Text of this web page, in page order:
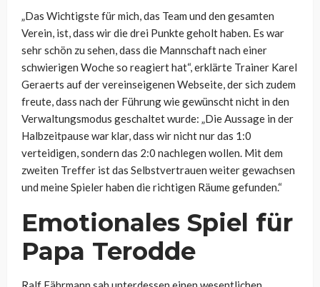
„Das Wichtigste für mich, das Team und den gesamten
Verein, ist, dass wir die drei Punkte geholt haben. Es war
sehr schön zu sehen, dass die Mannschaft nach einer
schwierigen Woche so reagiert hat“, erklärte Trainer Karel
Geraerts auf der vereinseigenen Webseite, der sich zudem
freute, dass nach der Führung wie gewünscht nicht in den
Verwaltungsmodus geschaltet wurde: „Die Aussage in der
Halbzeitpause war klar, dass wir nicht nur das 1:0
verteidigen, sondern das 2:0 nachlegen wollen. Mit dem
zweiten Treffer ist das Selbstvertrauen weiter gewachsen
und meine Spieler haben die richtigen Räume gefunden.“
Emotionales Spiel für
Papa Terodde